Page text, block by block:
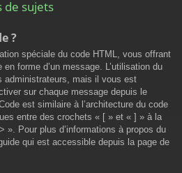
de sujets
?
spéciale du code HTML, vous offrant
forme d’un message. L’utilisation du
administrateurs, mais il vous est
sur chaque message depuis le
est similaire à l’architecture du code
entre des crochets « [ » et « ] » à la
». Pour plus d’informations à propos du
qui est accessible depuis la page de